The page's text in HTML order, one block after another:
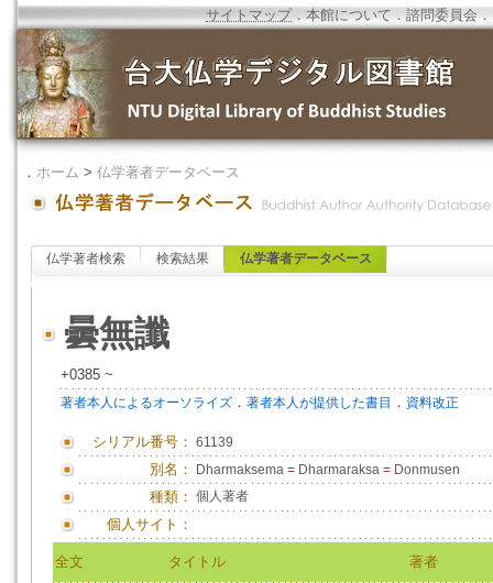
サイトマップ．本館について ．諮問委員会 ．
． ホーム > 仏学著者データベース
仏学著者検索 検索結果 仏学著者データベース
曇無讖
+0385 ~
著者本人によるオーソライズ ． 著者本人が提供した書目 ． 資料改正
シリアル番号： 61139
別名： Dharmaksema = Dharmaraksa = Donmusen
種類： 個人著者
個人サイト：
全文 タイトル
著者